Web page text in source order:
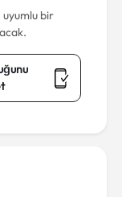
uyumlu bir